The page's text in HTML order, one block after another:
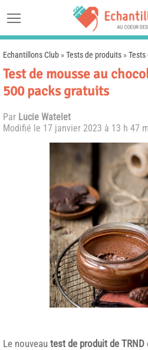
Echantillons Club »Tests de produits »
Test de mousse au
500 packs gratuits
Par Lucie Watelet
Modifié le 17 janvier 2023 à 13 h 47
Le nouveau test de produit de TRND